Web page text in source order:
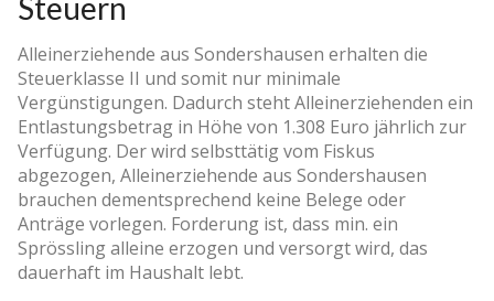
Steuern
Alleinerziehende aus Sondershausen erhalten die
Steuerklasse II und somit nur minimale
Vergünstigungen. Dadurch steht Alleinerziehenden ein
Entlastungsbetrag in Höhe von 1.308 Euro jährlich zur
Verfügung. Der wird selbsttätig vom Fiskus
abgezogen, Alleinerziehende aus Sondershausen
brauchen dementsprechend keine Belege oder
Anträge vorlegen. Forderung ist, dass min. ein
Sprössling alleine erzogen und versorgt wird, das
dauerhaft im Haushalt lebt.